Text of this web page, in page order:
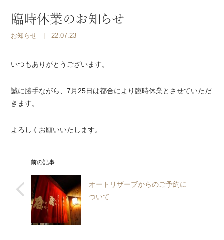
臨時休業のお知らせ
お知らせ | 22.07.23
いつもありがとうございます。
誠に勝手ながら、7月25日は都合により臨時休業とさせていただ
きます。
よろしくお願いいたします。
前の記事
オートリザーブからのご予約に
ついて